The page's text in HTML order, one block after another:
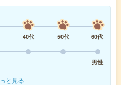
40代 50代
60代
男性
と見る